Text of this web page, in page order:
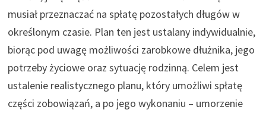
musiał przeznaczać na spłatę pozostałych długów w
określonym czasie. Plan ten jest ustalany indywidualnie,
biorąc pod uwagę możliwości zarobkowe dłużnika, jego
potrzeby życiowe oraz sytuację rodzinną. Celem jest
ustalenie realistycznego planu, który umożliwi spłatę
części zobowiązań, a po jego wykonaniu – umorzenie